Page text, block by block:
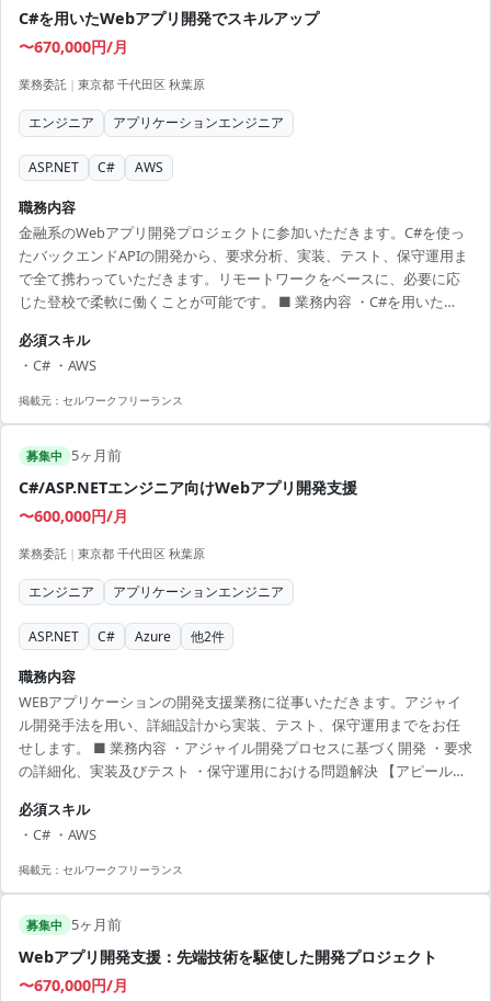
C#を用いたWebアプリ開発でスキルアップ
〜670,000円/月
業務委託 | 東京都 千代田区 秋葉原
エンジニア アプリケーションエンジニア
ASP.NET C# AWS
職務内容
金融系のWebアプリ開発プロジェクトに参加いただきます。C#を使っ
たバックエンドAPIの開発から、要求分析、実装、テスト、保守運用ま
で全て携わっていただきます。リモートワークをベースに、必要に応
じた登校で柔軟に働くことが可能です。 ■ 業務内容 ・C#を用いた
ライブラリを活用 ・アジャイル開発手法を用いたチーム開発 ・要求分
析から保守運用までの一連の業務 ・AWS等のクラウド環境を使用した
開発 【アピールポイント】 ・柔軟なフレックス制度でワークライフバ
必須スキル
・C# ・AWS
掲載元： セルワークフリーランス
募集中 5ヶ月前
C#/ASP.NETエンジニア向けWebアプリ開発支援
〜600,000円/月
業務委託 | 東京都 千代田区 秋葉原
エンジニア アプリケーションエンジニア
ASP.NET C# Azure 他2件
職務内容
WEBアプリケーションの開発支援業務に従事いただきます。アジャイ
ル開発手法を用い、詳細設計から実装、テスト、保守運用までをお任
せします。 ■ 業務内容 ・アジャイル開発プロセスに基づく開発 ・要求
の詳細化、実装及びテスト ・保守運用における問題解決 【アピールポ
・自己裁量の高い働き方が可能 ・フレキシブルなリモートワーク環境
が用意されている ・最新技術を取り入れた開発環境 ・C#を活用した
WebAPI開発スキルが磨かれるチャンス
必須スキル
・C# ・AWS
掲載元： セルワークフリーランス
募集中 5ヶ月前
Webアプリ開発支援：先端技術を駆使した開発プロジェクト
〜670,000円/月